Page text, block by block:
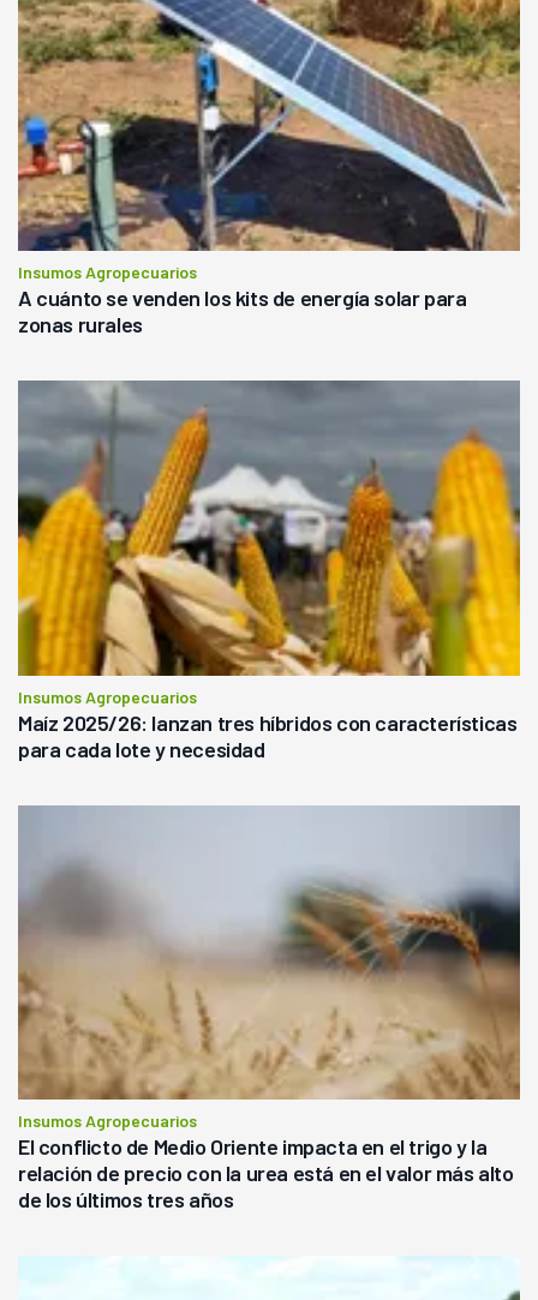
Insumos Agropecuarios
A cuánto se venden los kits de energía solar para
zonas rurales
Insumos Agropecuarios
Maíz 2025/26: lanzan tres híbridos con características
para cada lote y necesidad
Insumos Agropecuarios
El conflicto de Medio Oriente impacta en el trigo y la
relación de precio con la urea está en el valor más alto
de los últimos tres años